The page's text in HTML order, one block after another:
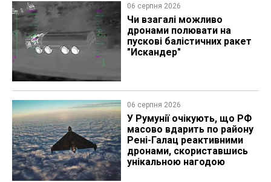
06 серпня 2026
Чи взагалі можливо
дронами полювати на
пускові балістичних ракет
"Искандер"
06 серпня 2026
У Румунії очікують, що РФ
масово вдарить по району
Рені-Галац реактивними
дронами, скориставшись
унікальною нагодою